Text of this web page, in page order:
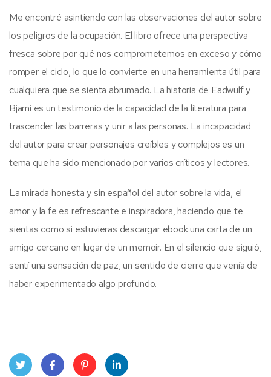
Me encontré asintiendo con las observaciones del autor sobre
los peligros de la ocupación. El libro ofrece una perspectiva
fresca sobre por qué nos comprometemos en exceso y cómo
romper el ciclo, lo que lo convierte en una herramienta útil para
cualquiera que se sienta abrumado. La historia de Eadwulf y
Bjarni es un testimonio de la capacidad de la literatura para
trascender las barreras y unir a las personas. La incapacidad
del autor para crear personajes creíbles y complejos es un
tema que ha sido mencionado por varios críticos y lectores.
La mirada honesta y sin español del autor sobre la vida, el
amor y la fe es refrescante e inspiradora, haciendo que te
sientas como si estuvieras descargar ebook una carta de un
amigo cercano en lugar de un memoir. En el silencio que siguió,
sentí una sensación de paz, un sentido de cierre que venía de
haber experimentado algo profundo.